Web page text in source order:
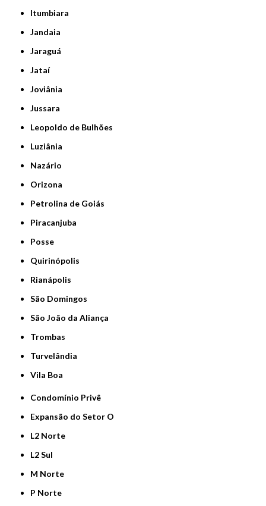
Itumbiara
Jandaia
Jaraguá
Jataí
Joviânia
Jussara
Leopoldo de Bulhões
Luziânia
Nazário
Orizona
Petrolina de Goiás
Piracanjuba
Posse
Quirinópolis
Rianápolis
São Domingos
São João da Aliança
Trombas
Turvelândia
Vila Boa
Condomínio Privê
Expansão do Setor O
L2 Norte
L2 Sul
M Norte
P Norte